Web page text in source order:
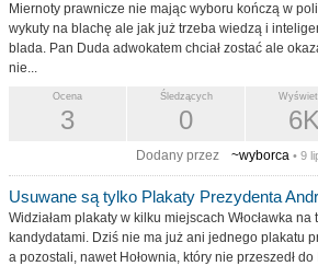
Miernoty prawnicze nie mając wyboru kończą w
wykuty na blachę ale jak już trzeba wiedzą i
blada. Pan Duda adwokatem chciał zostać ale
nie...
6K
Śledzących
0
Ocena
3
Dodany przez ~wyborca • 9
Usuwane są tylko Plakaty Prezydenta
Widziałam plakaty w kilku miejscach Włocławka na
kandydatami. Dziś nie ma już ani jednego plakatu
a pozostali, nawet Hołownia, który nie przeszedł do